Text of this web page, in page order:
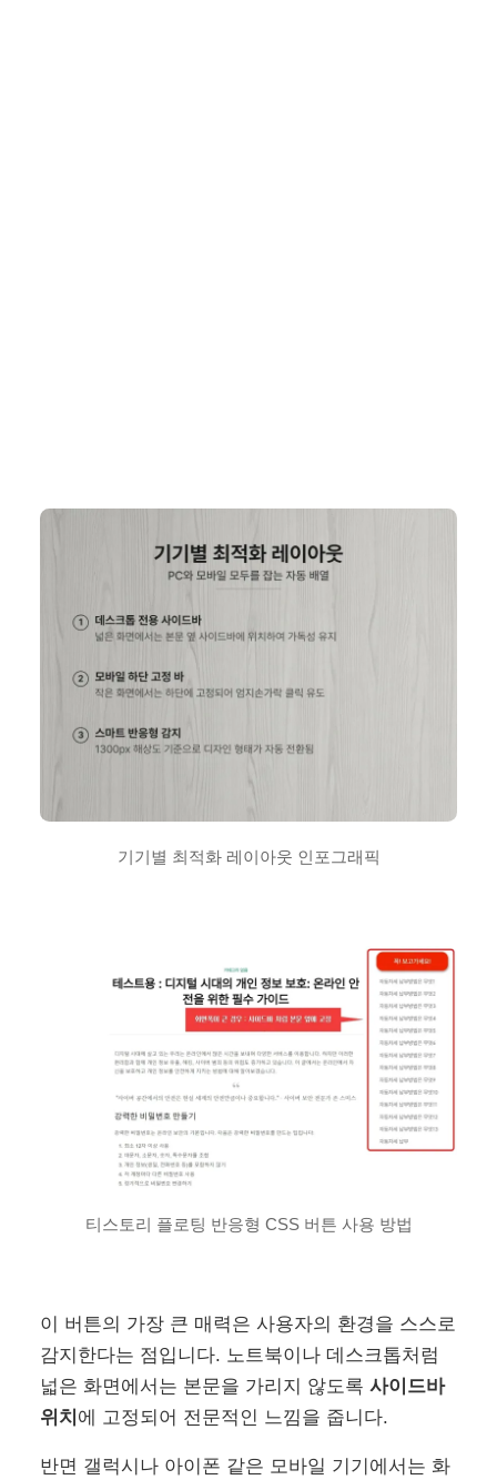
기기별 최적화 레이아웃 인포그래픽
티스토리 플로팅 반응형 CSS 버튼 사용 방법
이 버튼의 가장 큰 매력은 사용자의 환경을 스스로
감지한다는 점입니다. 노트북이나 데스크톱처럼
넓은 화면에서는 본문을 가리지 않도록사이드바
위치 에 고정되어 전문적인 느낌을 줍니다.
반면 갤럭시나 아이폰 같은 모바일 기기에서는 화